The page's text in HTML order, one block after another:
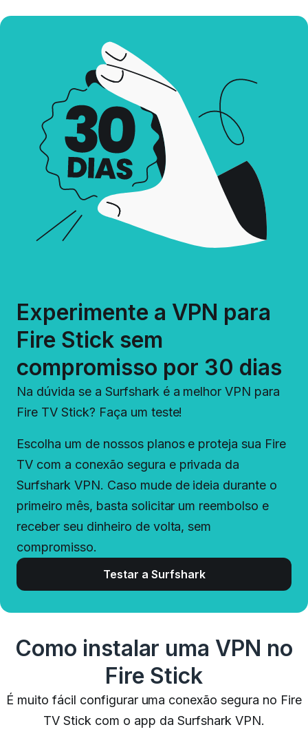
Experimente a VPN para
Fire Stick sem
compromisso por 30 dias
Na dúvida se a Surfshark é a melhor VPN para
Fire TV Stick? Faça um teste!
Escolha um de nossos planos e proteja sua Fire
TV com a conexão segura e privada da
Surfshark VPN. Caso mude de ideia durante o
primeiro mês, basta solicitar um reembolso e
receber seu dinheiro de volta, sem
compromisso.
Testar a Surfshark
Como instalar uma VPN no
Fire Stick
É muito fácil configurar uma conexão segura no Fire
TV Stick com o app da Surfshark VPN.